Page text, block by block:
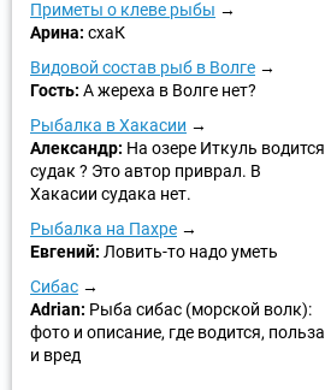
Приметы о клеве рыбы
Арина: схаК
Видовой состав рыб в Волге
Гость: А жереха в Волге нет?
Рыбалка в Хакасии
Александр: На озере Иткуль водится
судак ? Это автор приврал. В
Хакасии судака нет.
Рыбалка на Пахре
Евгений: Ловить-то надо уметь
Сибас
Adrian: Рыба сибас (морской волк):
фото и описание, где водится, польза
и вред